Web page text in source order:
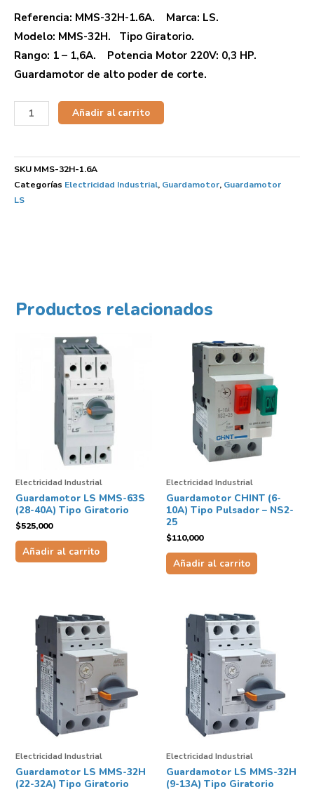
Referencia: MMS-32H-1.6A. Marca: LS.
Modelo: MMS-32H. Tipo Giratorio.
Rango: 1 – 1,6A. Potencia Motor 220V: 0,3 HP.
Guardamotor de alto poder de corte.
Añadir al carrito
SKU MMS-32H-1.6A
Categorías Electricidad Industrial, Guardamotor, Guardamotor
LS
Productos relacionados
Electricidad Industrial
Guardamotor LS MMS-63S
(28-40A) Tipo Giratorio
$525,000
Añadir al carrito
Electricidad Industrial
Guardamotor CHINT (6-
10A) Tipo Pulsador – NS2-
25
$110,000
Añadir al carrito
Electricidad Industrial
Guardamotor LS MMS-32H
(22-32A) Tipo Giratorio
Electricidad Industrial
Guardamotor LS MMS-32H
(9-13A) Tipo Giratorio